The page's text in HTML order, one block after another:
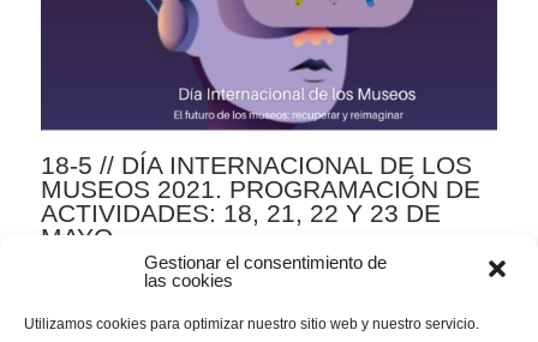
Gestionar el consentimiento de
las cookies
Utilizamos cookies para optimizar nuestro sitio web y nuestro servicio.
18-5 // DÍA INTERNACIONAL DE LOS
MUSEOS 2021. PROGRAMACIÓN DE
ACTIVIDADES: 18, 21, 22 Y 23 DE
MAYO.
ARTE CONTEMPORÁNEO,EVARISTO VALLE
EXPOSICIONES,JARDÍN HISTÓRICO